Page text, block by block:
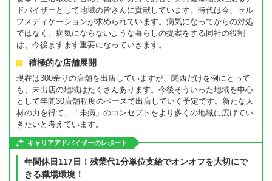
ドバイザーとして地域の皆さんに貢献しています。時代は今、セル
フメディケーションが求められています。病気になってからの対処
ではなく、病気にならないような暮らしの提案をする同社の役割
は、今後ますます重要になっていきます。
積極的な店舗展開
現在は300余りの店舗を出店していますが、関西だけを例にとって
も、未出店の地域はたくさんあります。今後そういった地域を中心
として年間30店舗程度のペースで出店していく予定です。新たな人
材の力を得て、「未病」のコンセプトをより多くの地域に広げてい
きたいと考えています。
キャリアアドバイザーのレポート
年間休日117日！残業代1分単位支給でオンオフを大切にで
きる職場環境！